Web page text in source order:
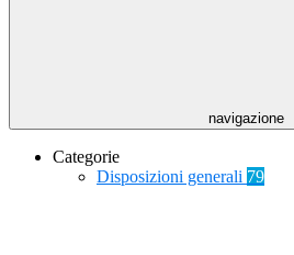
navigazione
Categorie
Disposizioni generali 79